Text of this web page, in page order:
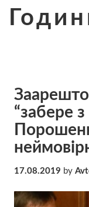
“забере
17.08.2019 by